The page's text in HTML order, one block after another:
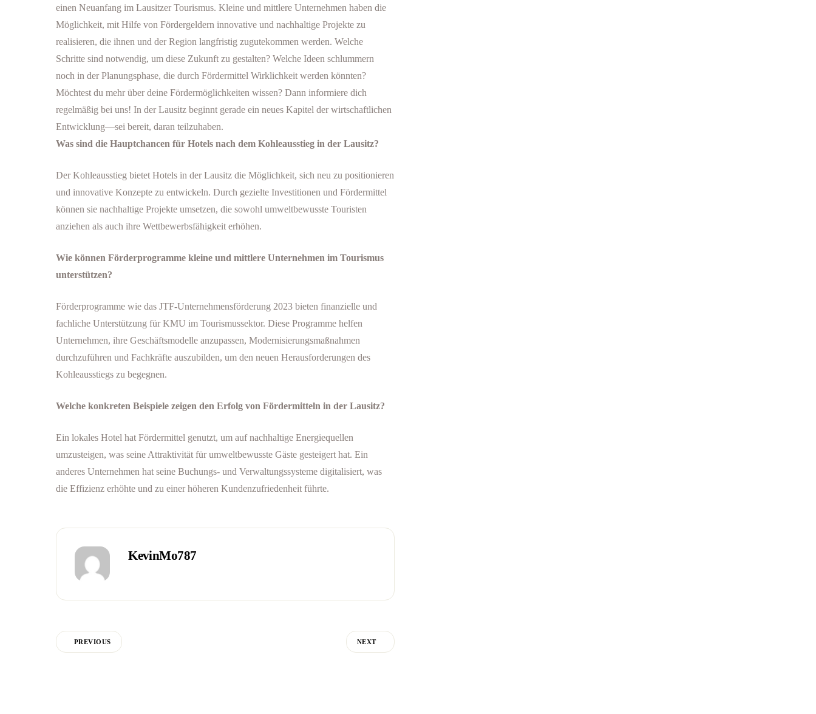
einen Neuanfang im Lausitzer Tourismus. Kleine und mittlere Unternehmen haben die
Möglichkeit, mit Hilfe von Fördergeldern innovative und nachhaltige Projekte zu
realisieren, die ihnen und der Region langfristig zugutekommen werden. Welche
Schritte sind notwendig, um diese Zukunft zu gestalten? Welche Ideen schlummern
noch in der Planungsphase, die durch Fördermittel Wirklichkeit werden könnten?
Möchtest du mehr über deine Fördermöglichkeiten wissen? Dann informiere dich
regelmäßig bei uns! In der Lausitz beginnt gerade ein neues Kapitel der wirtschaftlichen
Entwicklung—sei bereit, daran teilzuhaben.
Was sind die Hauptchancen für Hotels nach dem Kohleausstieg in der Lausitz?
Der Kohleausstieg bietet Hotels in der Lausitz die Möglichkeit, sich neu zu positionieren
und innovative Konzepte zu entwickeln. Durch gezielte Investitionen und Fördermittel
können sie nachhaltige Projekte umsetzen, die sowohl umweltbewusste Touristen
anziehen als auch ihre Wettbewerbsfähigkeit erhöhen.
Wie können Förderprogramme kleine und mittlere Unternehmen im Tourismus
unterstützen?
Förderprogramme wie das JTF-Unternehmensförderung 2023 bieten finanzielle und
fachliche Unterstützung für KMU im Tourismussektor. Diese Programme helfen
Unternehmen, ihre Geschäftsmodelle anzupassen, Modernisierungsmaßnahmen
durchzuführen und Fachkräfte auszubilden, um den neuen Herausforderungen des
Kohleausstiegs zu begegnen.
Welche konkreten Beispiele zeigen den Erfolg von Fördermitteln in der Lausitz?
Ein lokales Hotel hat Fördermittel genutzt, um auf nachhaltige Energiequellen
umzusteigen, was seine Attraktivität für umweltbewusste Gäste gesteigert hat. Ein
anderes Unternehmen hat seine Buchungs- und Verwaltungssysteme digitalisiert, was
die Effizienz erhöhte und zu einer höheren Kundenzufriedenheit führte.
KevinMo787
PREVIOUS NEXT